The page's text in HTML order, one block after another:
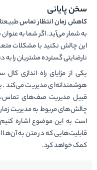
سخن پایانی
کاهش زمان انتظار تماس
به شمار می‌آید. اگر شما به
این چالش نکنید با مشکلات
نارضایتی گسترده مشتریان را
یکی از مزایای راه اندازی
هوشمندانه‌ای مدیریت می‌کند. به
قبیل مدیریت صف‌های
چالش‌های مربوط به مدیریت زمان
است به این موضوع اشاره
قابلیت‌هایی که در متن به آن‌ها
کمک خواهد کرد.